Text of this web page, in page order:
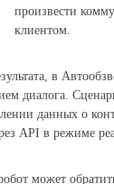
произвести
клиентом.
в
диалога.
данных о
API в режиме
может